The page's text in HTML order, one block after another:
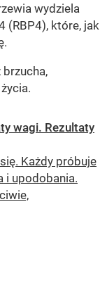
wydziela
(RBP4), które, jak
wagi. Rezultaty
Każdy próbuje
i upodobania.